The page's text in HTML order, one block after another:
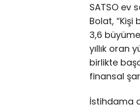
SATSO ev
Bolat, “Kişi
3,6
yıllık oran
birlikte
finansal
İstihdama